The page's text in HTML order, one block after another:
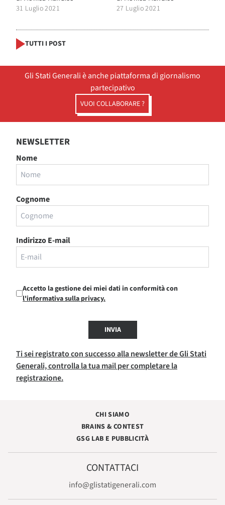
31 Luglio 2021
27 Luglio 2021
TUTTI I POST
Gli Stati Generali è anche piattaforma di giornalismo
partecipativo
VUOI COLLABORARE ?
NEWSLETTER
Nome
Cognome
Indirizzo E-mail
Accetto la gestione dei miei dati in conformità con
l'informativa sulla privacy.
INVIA
Ti sei registrato con successo alla newsletter de Gli Stati
Generali, controlla la tua mail per completare la
registrazione.
CHI SIAMO
BRAINS & CONTEST
GSG LAB E PUBBLICITÀ
CONTATTACI
info@glistatigenerali.com